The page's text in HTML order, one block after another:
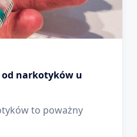
narkotyków u
to poważny